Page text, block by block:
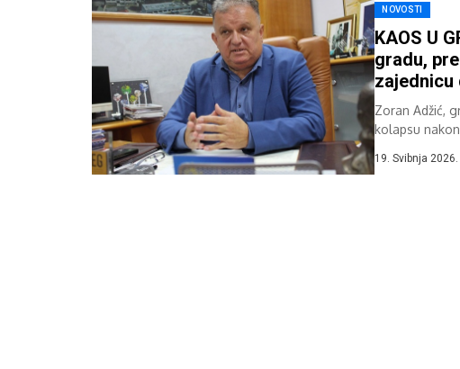
NOVOSTI
KAOS U
gradu,
zajednicu
Zoran Adžić,
kolapsu
19. Svibnja 2026.